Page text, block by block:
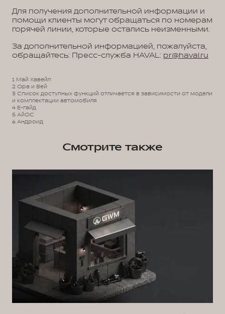
Для получения дополнительной информации и
помощи клиенты могут обращаться по номерам
горячей линии, которые остались неизменными.
За дополнительной информацией, пожалуйста,
обращайтесь: Пресс-служба HAVAL: pr@haval.ru
1 Май Хавейл
2 Ора и Вей
3 Список доступных функций отличается в зависимости от модели
и комплектации автомобиля
4 Е-гайд
5 АйОС
6 Андроид
Смотрите также